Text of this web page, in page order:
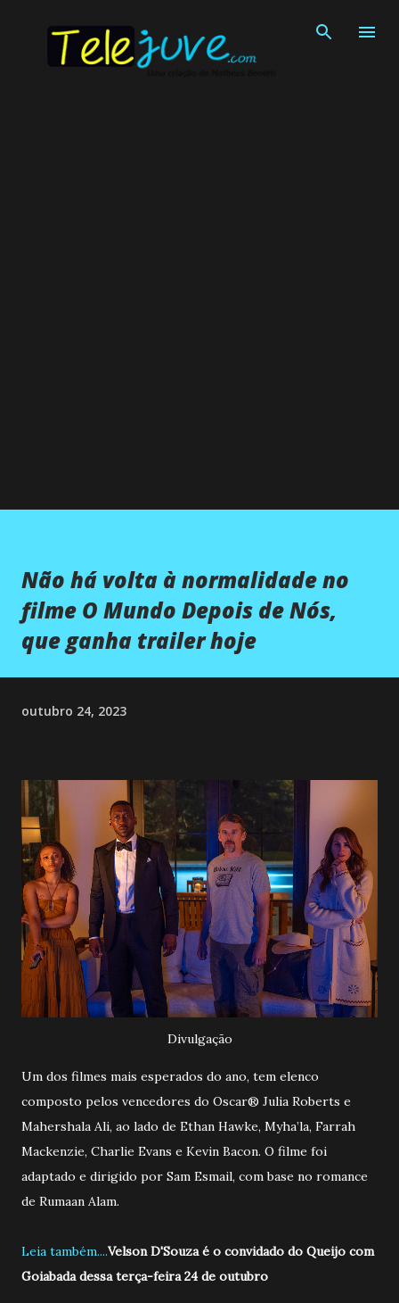
Não há volta à normalidade no
filme O Mundo Depois de Nós,
que ganha trailer hoje
outubro 24, 2023
Divulgação
Um dos filmes mais esperados do ano, tem elenco
composto pelos vencedores do Oscar® Julia Roberts e
Mahershala Ali, ao lado de Ethan Hawke, Myha’la, Farrah
Mackenzie, Charlie Evans e Kevin Bacon. O filme foi
adaptado e dirigido por Sam Esmail, com base no romance
de Rumaan Alam.
Leia também....Velson D'Souza é o convidado do Queijo com
Goiabada dessa terça-feira 24 de outubro